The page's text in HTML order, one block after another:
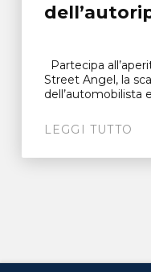
Partecipa
Street Angel, la
dell’automobilista
LEGGI TUTTO